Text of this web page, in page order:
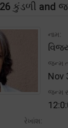
કુંડળી and
નામ:
જન્મ
Nov
જન્મ
રેખાંશ: